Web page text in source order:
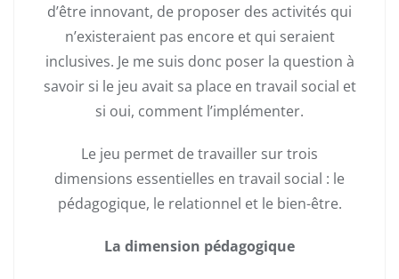
d’être innovant, de proposer des activités qui
n’existeraient pas encore et qui seraient
inclusives. Je me suis donc poser la question à
savoir si le jeu avait sa place en travail social et
si oui, comment l’implémenter.
Le jeu permet de travailler sur trois
dimensions essentielles en travail social : le
pédagogique, le relationnel et le bien-être.
La dimension pédagogique